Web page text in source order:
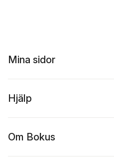
Mina sidor
Hjälp
Om Bokus